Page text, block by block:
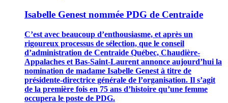
Isabelle Genest nommée PDG de Centraide
C’est avec beaucoup d’enthousiasme, et après un
rigoureux processus de sélection, que le conseil
d’administration de Centraide Québec, Chaudière-
Appalaches et Bas-Saint-Laurent annonce aujourd’hui la
nomination de madame Isabelle Genest à titre de
présidente-directrice générale de l’organisation. Il s’agit
de la première fois en 75 ans d’histoire qu’une femme
occupera le poste de PDG.